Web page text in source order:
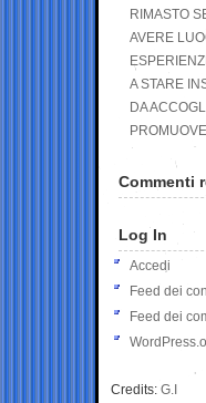
RIMASTO
AVERE
A STARE
DA
Commenti
Log In
Accedi
Feed dei
Feed dei
Credits: G.I